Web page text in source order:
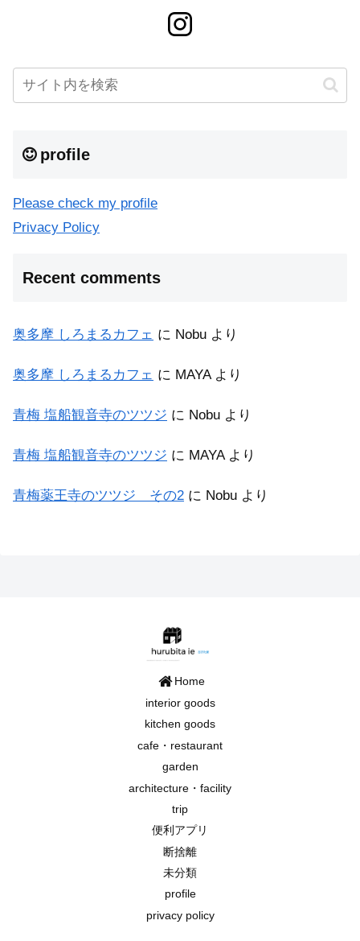
profile
Please check my profile
Privacy Policy
Recent comments
奥多摩 しろまるカフェ に Nobu より
奥多摩 しろまるカフェ に MAYAより
青梅 塩船観音寺のツツジ に Nobu より
青梅 塩船観音寺のツツジ に MAYAより
青梅薬王寺のツツジ その2 に Nobu より
Home
interior goods
kitchen goods
cafe・restaurant
garden
architecture・facility
trip
便利アプリ
断捨離
未分類
profile
privacy policy